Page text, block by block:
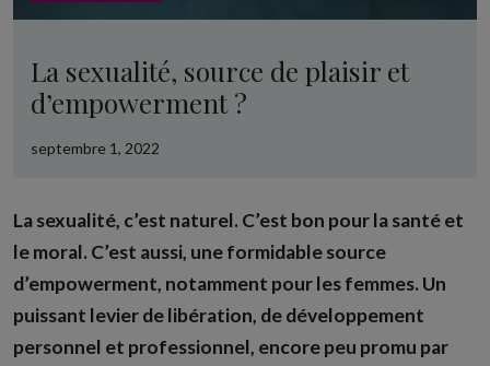
La sexualité, source de plaisir et
d’empowerment ?
septembre 1, 2022
La sexualité, c’est naturel. C’est bon pour la santé et
le moral. C’est aussi, une formidable source
d’empowerment, notamment pour les femmes. Un
puissant levier de libération, de développement
personnel et professionnel, encore peu promu par